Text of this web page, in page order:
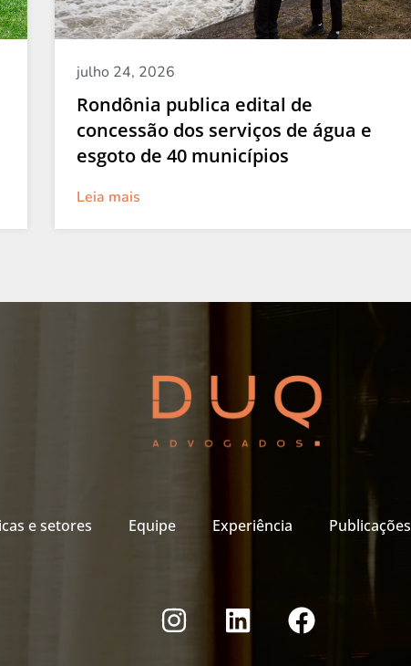
julho 24, 2026
Rondônia publica edital de
concessão dos serviços de água e
esgoto de 40 municípios
Leia mais
e setores Equipe Experiência Publicações